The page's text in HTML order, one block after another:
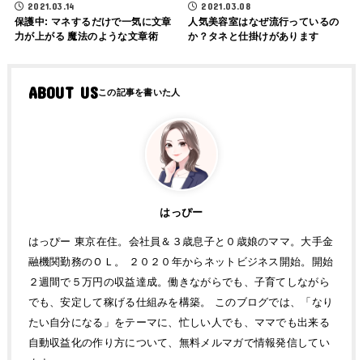
2021.03.14
保護中: マネするだけで一気に文章
力が上がる 魔法のような文章術
2021.03.08
人気美容室はなぜ流行っているの
か？タネと仕掛けがあります
ABOUT US
はっぴー
はっぴー 東京在住。会社員＆３歳息子と０歳娘のママ。大手金
融機関勤務のＯＬ。 ２０２０年からネットビジネス開始。開始
２週間で５万円の収益達成。働きながらでも、子育てしながら
でも、安定して稼げる仕組みを構築。 このブログでは、「なり
たい自分になる」をテーマに、忙しい人でも、ママでも出来る
自動収益化の作り方について、無料メルマガで情報発信してい